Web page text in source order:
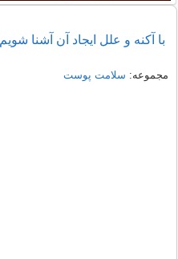
با آكنه و علل ايجاد آن آشنا شويم
مجموعه: سلامت پوست